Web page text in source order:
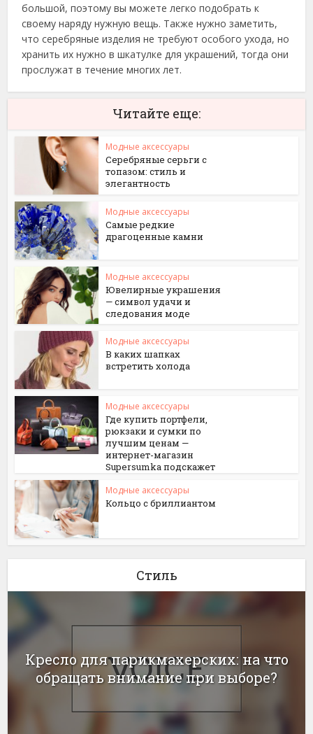
большой, поэтому вы можете легко подобрать к
своему наряду нужную вещь. Также нужно заметить,
что серебряные изделия не требуют особого ухода, но
хранить их нужно в шкатулке для украшений, тогда они
прослужат в течение многих лет.
Читайте еще:
Модные аксессуары
Серебряные серьги с
топазом: стиль и
элегантность
Модные аксессуары
Самые редкие
драгоценные камни
Модные аксессуары
Ювелирные украшения
— символ удачи и
следования моде
Модные аксессуары
В каких шапках
встретить холода
Модные аксессуары
Где купить портфели,
рюкзаки и сумки по
лучшим ценам —
интернет-магазин
Supersumka подскажет
Модные аксессуары
Кольцо с бриллиантом
Стиль
Кресло для парикмахерских: на что
обращать внимание при выборе?